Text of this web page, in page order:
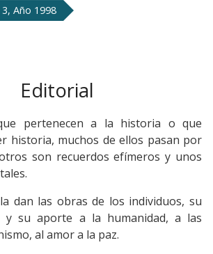
Año 1998
Editorial
pertenecen a la historia o que
historia, muchos de ellos pasan por
son recuerdos efímeros y unos
dan las obras de los individuos, su
y su aporte a la humanidad, a las
al amor a la paz.